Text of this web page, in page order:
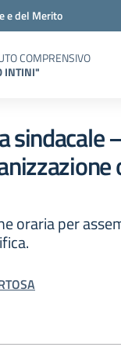
e del Merito
COMPRENSIVO
INTINI"
sindacale
oraria per